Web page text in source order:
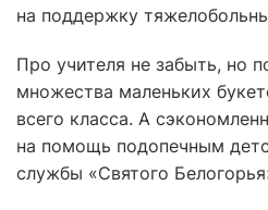
на поддержку
Про учителя не забыть, но
множества маленьких
всего класса. А
на помощь подопечным
службы «Святого